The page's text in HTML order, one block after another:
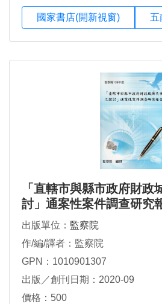
國家書店(開新視窗) 五
「直轄市與縣市政府財政
討」通案性案件調查研究
出版單位： 監察院
作/編/譯者：監察院
GPN：1010901307
出版／創刊日期：2020-09
價格：500